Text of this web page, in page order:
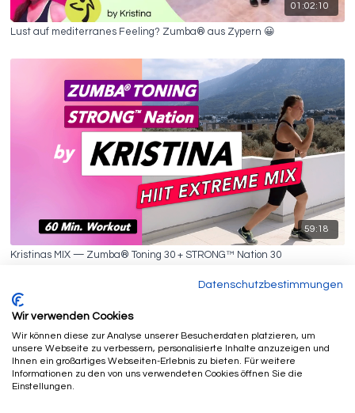
01:02:10
Lust auf mediterranes Feeling? Zumba® aus Zypern 😀
59:18
Kristinas MIX — Zumba® Toning 30 + STRONG™ Nation 30
Datenschutzbestimmungen
Wir verwenden Cookies
Wir können diese zur Analyse unserer Besucherdaten platzieren, um
unsere Webseite zu verbessern, personalisierte Inhalte anzuzeigen und
Ihnen ein großartiges Webseiten-Erlebnis zu bieten. Für weitere
Informationen zu den von uns verwendeten Cookies öffnen Sie die
Einstellungen.